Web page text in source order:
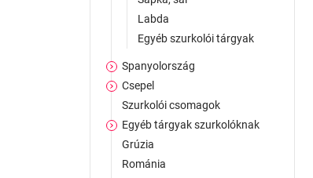
Labda
Egyéb szurkolói tárgyak
Spanyolország
Csepel
Szurkolói csomagok
Egyéb tárgyak szurkolóknak
Grúzia
Románia